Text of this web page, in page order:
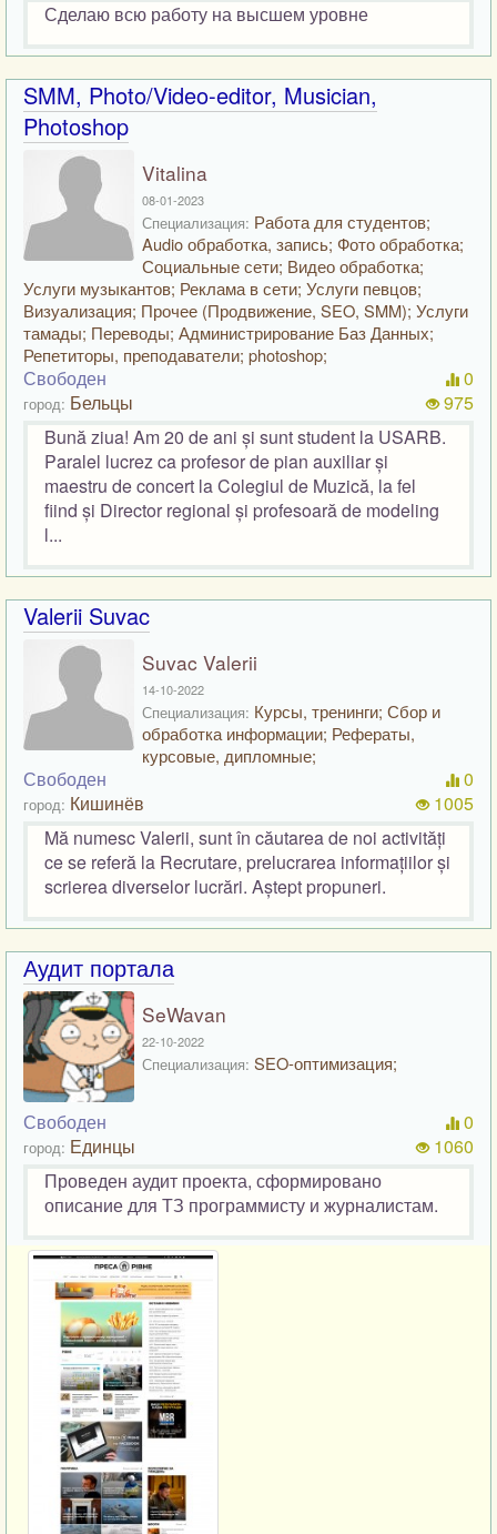
Сделаю всю работу на высшем уровне
SMM, Photo/Video-editor, Musician,
Photoshop
Vitalina
08-01-2023
Специализация: Работа для студентов;
Audio обработка, запись; Фото обработка;
Социальные сети; Видео обработка;
Услуги музыкантов; Реклама в сети; Услуги певцов;
Визуализация; Прочее (Продвижение, SEO, SMM); Услуги
тамады; Переводы; Администрирование Баз Данных;
Репетиторы, преподаватели; photoshop;
Свободен
город: Бельцы
0
975
Bună ziua! Am 20 de ani și sunt student la USARB.
Paralel lucrez ca profesor de pian auxiliar și
maestru de concert la Colegiul de Muzică, la fel
fiind și Director regional și profesoară de modeling
l...
Valerii Suvac
Suvac Valerii
14-10-2022
Специализация: Курсы, тренинги; Сбор и
обработка информации; Рефераты,
курсовые, дипломные;
Свободен
город: Кишинёв
0
1005
Mă numesc Valerii, sunt în căutarea de noi activități
ce se referă la Recrutare, prelucrarea informațiilor și
scrierea diverselor lucrări. Aștept propuneri.
Аудит портала
SeWavan
22-10-2022
Специализация: SEO-оптимизация;
Свободен
город: Единцы
0
1060
Проведен аудит проекта, сформировано
описание для ТЗ программисту и журналистам.